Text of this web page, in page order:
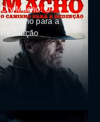
Cry Macho: O
Caminho para a
Redenção